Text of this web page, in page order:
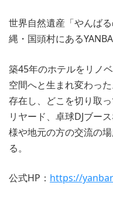
世界自然遺産「やんば
縄・国頭村にある
築45年のホテルをリノ
空間へと生まれ変わっ
存在し、どこを切り取
リヤード、卓球DJブー
様や地元の方の交流の
る。
公式HP： https://